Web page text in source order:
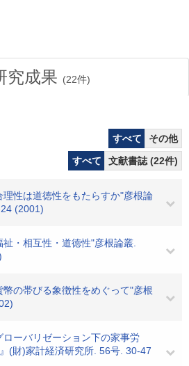
究成果 (22件)
すべて
その他
すべて
文献書誌 (22件)
性は道徳性をもたらすか"彦根論
(2001)
・相互性・道徳性"彦根論叢.
の帯びる象徴性をめぐって"彦根
ーバリゼーション下の家事労
(財)家計経済研究所. 56号. 30-47